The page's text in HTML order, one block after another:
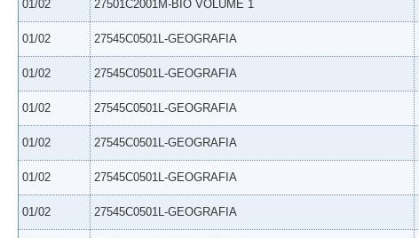
01/02 27501C2001M-BIO VOLUME 1
01/02 27545C0501L-GEOGRAFIA
01/02 27545C0501L-GEOGRAFIA
01/02 27545C0501L-GEOGRAFIA
01/02 27545C0501L-GEOGRAFIA
01/02 27545C0501L-GEOGRAFIA
01/02 27545C0501L-GEOGRAFIA